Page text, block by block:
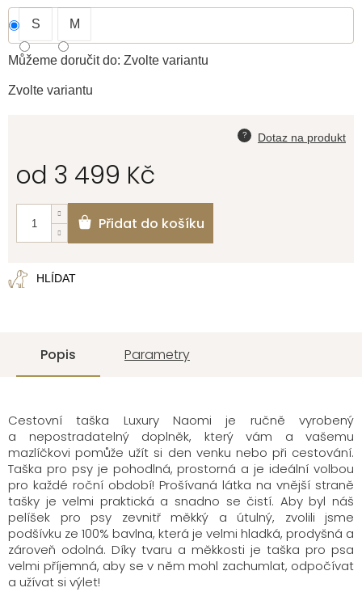
Zvolte variantu
S M
Můžeme doručit do: Zvolte variantu
od 3 499 Kč
Přidat do košíku
HLÍDAT
Popis Parametry
Cestovní taška Luxury Naomije ručně vyrobený
a
nepostradatelný doplněk, který vám a
vašemu
mazlíčkovi pomůže užít si den venku nebo při cestování.
Taška pro psy je pohodlná,prostorná a je ideální volbou
pro každé roční období! Prošívaná látka na vnější straně
tašky je velmi praktická a snadno se čistí. Aby byl náš
pelíšek pro psy zevnitř měkký a útulný, zvolili jsme
podšívku ze 100% bavlna, která je velmi hladká, prodyšná a
zároveň odolná. Díky tvaru a měkkosti je taška pro psa
velmi příjemná, aby se v něm mohl zachumlat, odpočívat
a užívat si výlet!